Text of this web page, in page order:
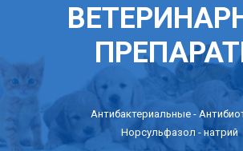
Антибактериальные -
Норсульфазол - натрий